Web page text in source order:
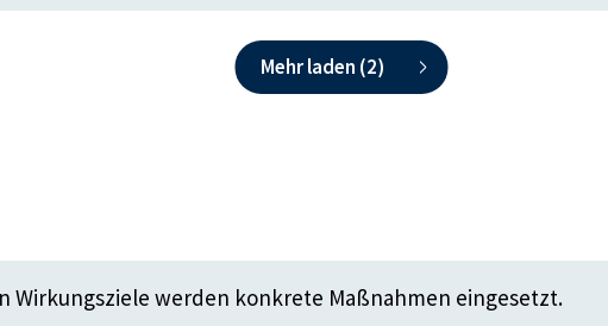
Mehr laden (2)
Wirkungsziele werden konkrete Maßnahmen eingesetzt.